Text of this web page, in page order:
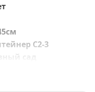
С2-3
сад